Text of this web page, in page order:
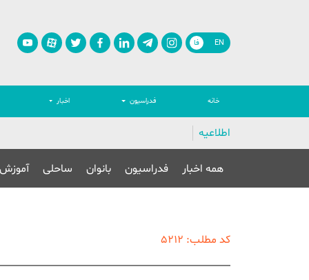
EN فا
خانه فدراسیون اخبار
اطلاعیه
همه اخبار فدراسیون بانوان ساحلی آموزش
کد مطلب: 5212